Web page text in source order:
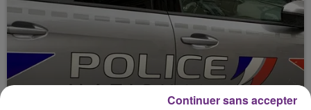
Continuer sans accepter